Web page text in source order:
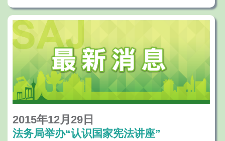
2015年12月29日
法务局举办“认识国家宪法讲座”